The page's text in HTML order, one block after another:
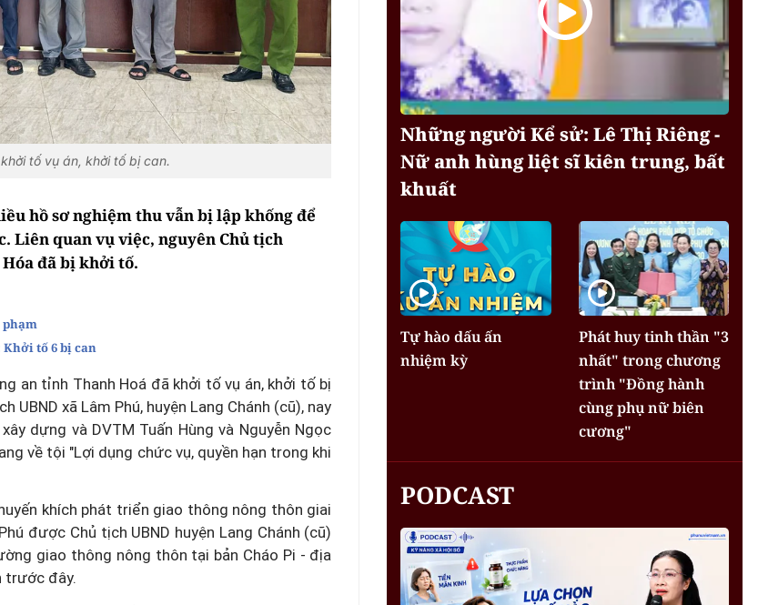
tố vụ án, khởi tố bị can.
hồ sơ nghiệm thu vẫn bị lập khống để
Liên quan vụ việc, nguyên Chủ tịch
đã bị khởi tố.
phạm
tố 6 bị can
an tỉnh Thanh Hoá đã khởi tố vụ án, khởi tố bị
UBND xã Lâm Phú, huyện Lang Chánh (cũ), nay
dựng và DVTM Tuấn Hùng và Nguyễn Ngọc
về tội "Lợi dụng chức vụ, quyền hạn trong khi
khích phát triển giao thông nông thôn giai
được Chủ tịch UBND huyện Lang Chánh (cũ)
giao thông nông thôn tại bản Cháo Pi - địa
trước đây.
Những người Kể sử: Lê Thị Riêng -
Nữ anh hùng liệt sĩ kiên trung, bất
khuất
Tự hào dấu ấn
nhiệm kỳ
Phát huy tinh thần "3
nhất" trong chương
trình "Đồng hành
cùng phụ nữ biên
cương"
PODCAST